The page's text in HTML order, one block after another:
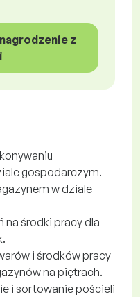
z
gospodarczym.
w dziale
środki pracy dla
i środków pracy
na piętrach.
i sortowanie pościeli